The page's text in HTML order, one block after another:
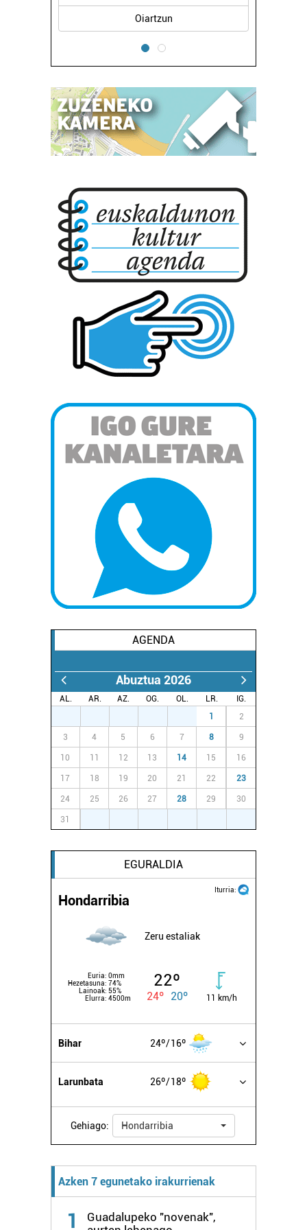
Errenteria-Orereta
AGENDA
Abuztua 2026
AL. AR. AZ. OG. OL. LR.
IG.
1 2
3 4 5 6 7 8 9
10 11 12 13 14 15 16
17 18 19 20 21 22 23
24 25 26 27 28 29 30
31
EGURALDIA
Iturria:
Hondarribia
Zeru estaliak
Euria: 0mm
Hezetasuna: 74%
Lainoak: 55%
Elurra: 4500m
22º
24º 20º 11 km/h
Bihar 24º 16º
Larunbata 26º 18º
Gehiago: Hondarribia
Azken 7 egunetako irakurrienak
1
Guadalupeko "novenak",